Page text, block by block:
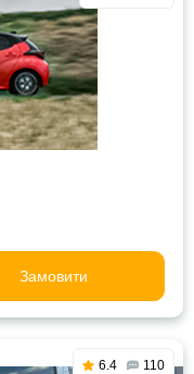
Замовити
6.4 110